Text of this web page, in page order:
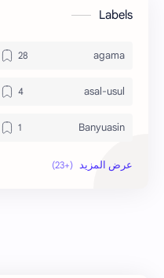
Labels
agama
asal-usul
Banyuasin
bola